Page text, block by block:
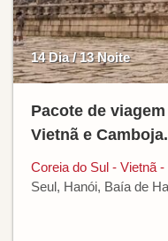
14 Dia / 13 Noite
Pacote de
Vietnã e Camboja.
Coreia do Sul - Vietnã
Seul, Hanói, Baía de